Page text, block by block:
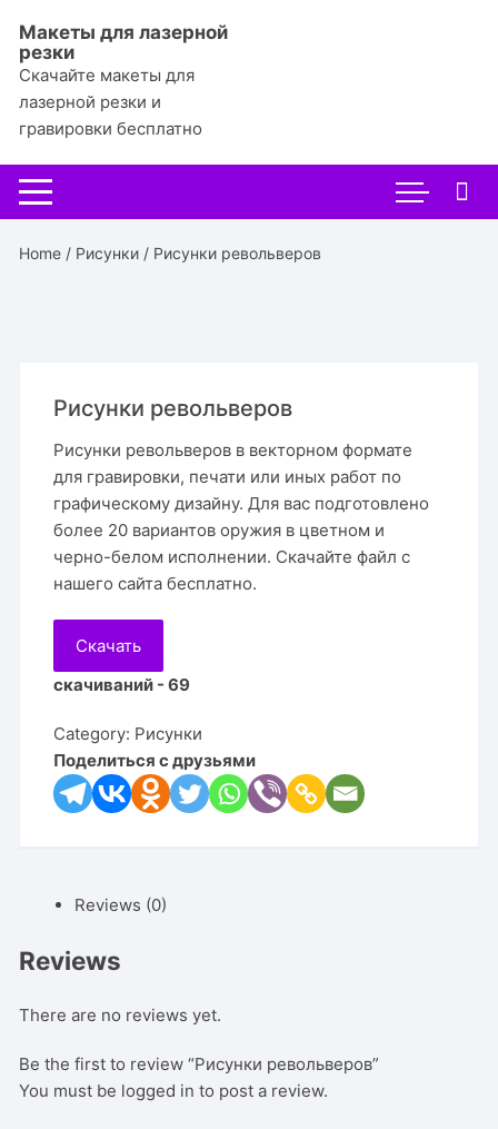
содержимому
Макеты для лазерной
резки
Скачайте макеты для
лазерной резки и
гравировки бесплатно
Home / Рисунки / Рисунки револьверов
Рисунки револьверов
Рисунки револьверов в векторном формате
для гравировки, печати или иных работ по
графическому дизайну. Для вас подготовлено
более 20 вариантов оружия в цветном и
черно-белом исполнении. Скачайте файл с
нашего сайта бесплатно.
Скачать
скачиваний - 69
Category: Рисунки
Поделиться с друзьями
Reviews (0)
Reviews
There are no reviews yet.
Be the first to review “Рисунки револьверов”
You must be logged in to post a review.